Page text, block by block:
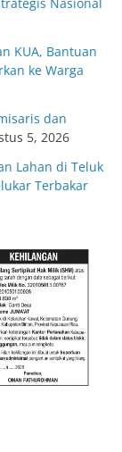
KUA, Bantuan
ke Warga
dan
5, 2026
Lahan di Teluk
Terbakar